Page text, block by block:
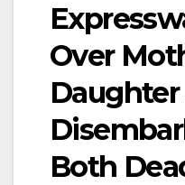
Over
Both